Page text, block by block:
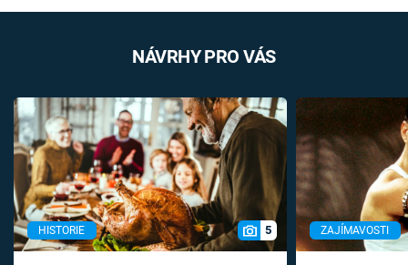
NÁVRHY PRO VÁS
HISTORIE 5 ZAJÍMAVOSTI